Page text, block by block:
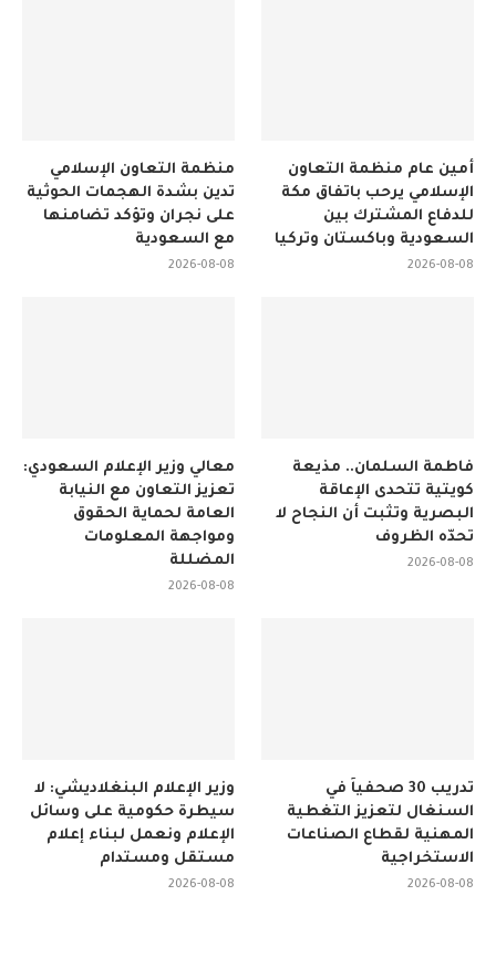
منظمة التعاون الإسلامي
تدين بشدة الهجمات الحوثية
على نجران وتؤكد تضامنها
مع السعودية
2026-08-08
أمين عام منظمة التعاون
الإسلامي يرحب باتفاق مكة
للدفاع المشترك بين
السعودية وباكستان وتركيا
2026-08-08
معالي وزير الإعلام السعودي:
تعزيز التعاون مع النيابة
العامة لحماية الحقوق
ومواجهة المعلومات
المضللة
2026-08-08
فاطمة السلمان.. مذيعة
كويتية تتحدى الإعاقة
البصرية وتثبت أن النجاح لا
تحدّه الظروف
2026-08-08
وزير الإعلام البنغلاديشي: لا
سيطرة حكومية على وسائل
الإعلام ونعمل لبناء إعلام
مستقل ومستدام
2026-08-08
تدريب 30 صحفياً في
السنغال لتعزيز التغطية
المهنية لقطاع الصناعات
الاستخراجية
2026-08-08